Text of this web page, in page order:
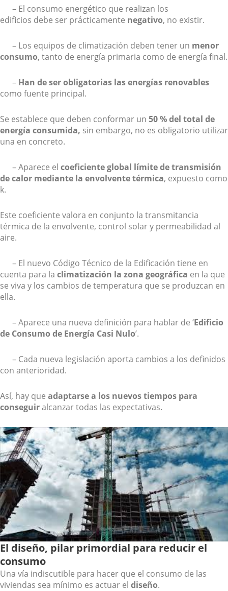
– El consumo energético que realizan los
edificios debe ser prácticamente negativo, no existir.
– Los equipos de climatización deben tener un menor
consumo, tanto de energía primaria como de energía final.
– Han de serobligatorias las energías renovables
como fuente principal.
Se establece que deben conformar un 50 % del total de
energía consumida, sin embargo, no es obligatorio utilizar
una en concreto.
– Aparece el coeficiente global límite de transmisión
de calor mediante la envolvente térmica, expuesto como
k.
Este coeficiente valora en conjunto la transmitancia
térmica de la envolvente, control solar y permeabilidad al
aire.
– El nuevo Código Técnico de la Edificación tiene en
cuenta para la climatización la zona geográfica en la que
se viva y los cambios de temperatura que se produzcan en
ella.
– Aparece una nueva definición para hablar de ‘Edificio
de Consumo de Energía Casi Nulo’.
– Cada nueva legislación aporta cambios a los definidos
con anterioridad.
Así, hay que adaptarse a los nuevos tiempos para
conseguiralcanzar todas las expectativas.
El diseño, pilar primordial para reducir el
consumo
Una vía indiscutible para hacer que el consumo de las
viviendas sea mínimo es actuar el diseño.